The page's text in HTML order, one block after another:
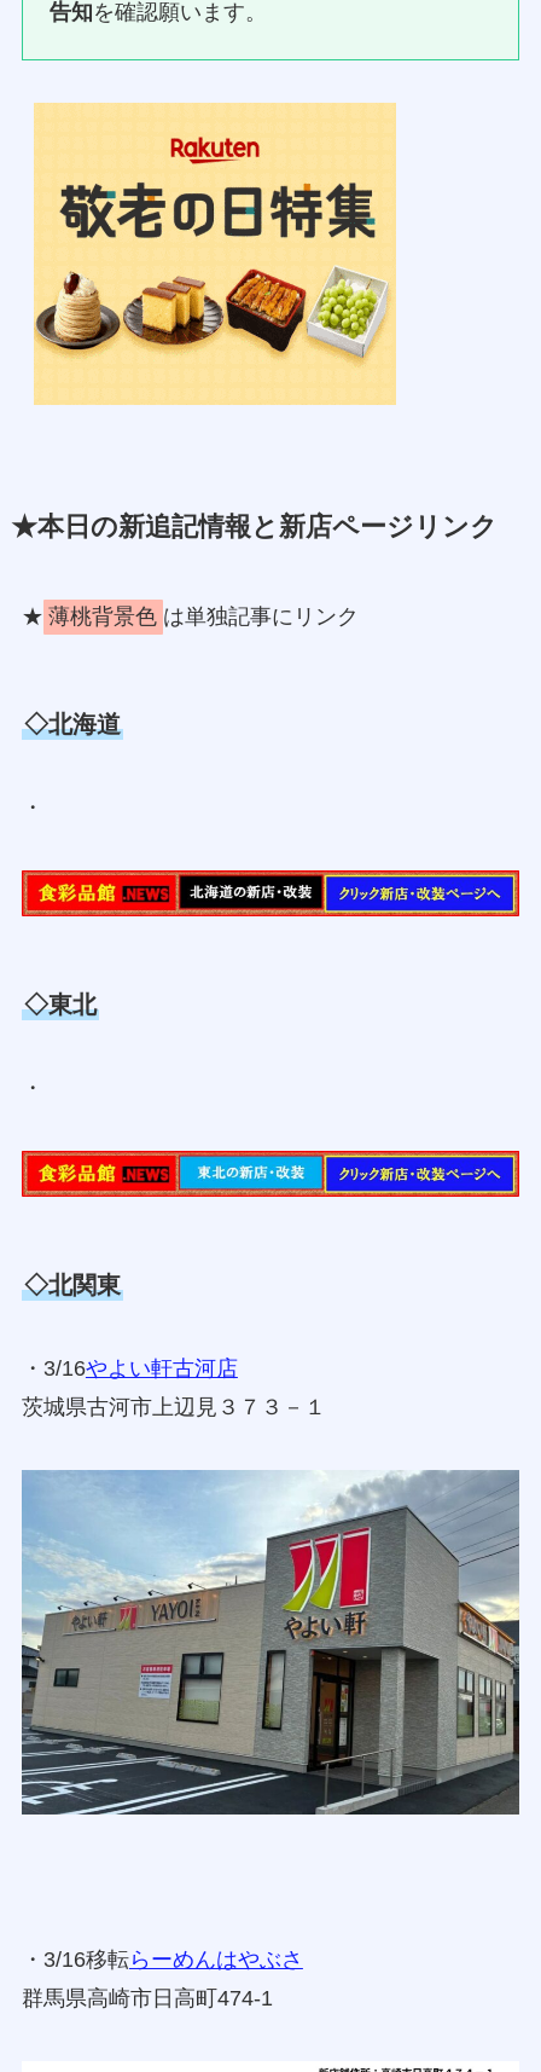
告知を確認願います。
★本日の新追記情報と新店ページリンク
★ 薄桃背景色 は単独記事にリンク
◇北海道
・
◇東北
・
◇北関東
・3/16やよい軒古河店
茨城県古河市上辺見３７３－１
・3/16移転らーめんはやぶさ
群馬県高崎市日高町474-1